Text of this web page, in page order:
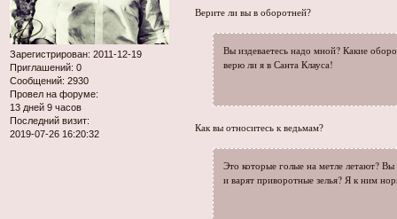
Зарегистрирован: 2011-12-19
Приглашений: 0
Сообщений: 2930
Провел на форуме:
13 дней 9 часов
Последний визит:
2019-07-26 16:20:32
Верите ли вы в оборотней?
Вы издеваетесь надо мной? Какие
верю ли я в Санта Клауса!
Как вы относитесь к ведьмам?
Это которые голые на метле летают?
и варят приворотные зелья? Я к ним